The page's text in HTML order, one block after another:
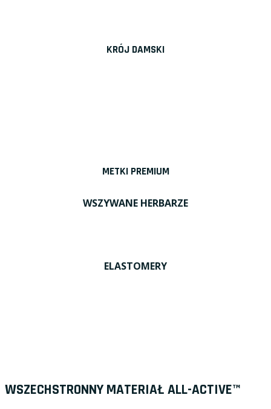
KRÓJ DAMSKI
METKI PREMIUM
WSZYWANE HERBARZE
ELASTOMERY
WSZECHSTRONNY MATERIAŁ ALL-ACTIVE™